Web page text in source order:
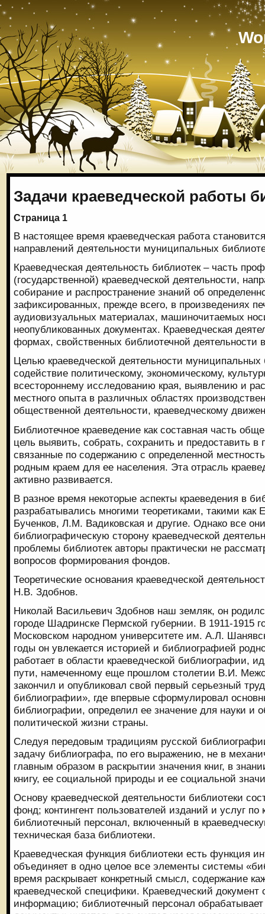
Задачи краеведческой работы
Страница 1
В настоящее время краеведческая работа
направлений деятельности муниципальных
Краеведческая деятельность библиотек – часть
(государственной) краеведческой деятельности,
собирание и распространение знаний об
зафиксированных, прежде всего, в произведениях
аудиовизуальных материалах, машиночитаемых
неопубликованных документах. Краеведческая
формах, свойственных библиотечной деятельности
Целью краеведческой деятельности муниципальных
содействие политическому, экономическому,
всестороннему исследованию края, выявлению и
местного опыта в различных областях
общественной деятельности, краеведческому
Библиотечное краеведение как составная часть
цель выявить, собрать, сохранить и предоставить
связанные по содержанию с определенной
родным краем для ее населения. Эта отрасль
активно развивается.
В разное время некоторые аспекты краеведения в
разрабатывались многими теоретиками, такими
Бученков, Л.М. Вадиковская и другие. Однако все
библиографическую сторону краеведческой
проблемы библиотек авторы практически не
вопросов формирования фондов.
Теоретические основания краеведческой
Н.В. Здобнов.
Николай Васильевич Здобнов наш земляк, он
городе Шадринске Пермской губернии. В 1911-1915
Московском народном университете им. А.Л.
годы он увлекается историей и библиографией
работает в области краеведческой библиографии,
пути, намеченному еще прошлом столетии В.И.
закончил и опубликовал свой первый серьезный
библиографии», где впервые сформулировал
библиографии, определил ее значение для науки и
политической жизни страны.
Следуя передовым традициям русской
задачу библиографа, по его выражению, не в
главным образом в раскрытии значения книг, в
книгу, ее социальной природы и ее социальной
Основу краеведческой деятельности библиотеки
фонд; контингент пользователей изданий и услуг по
библиотечный персонал, включенный в
техническая база библиотеки.
Краеведческая функция библиотеки есть функция
объединяет в одно целое все элементы системы
время раскрывает конкретный смысл, содержание
краеведческой специфики. Краеведческий документ
информацию; библиотечный персонал обрабатывает